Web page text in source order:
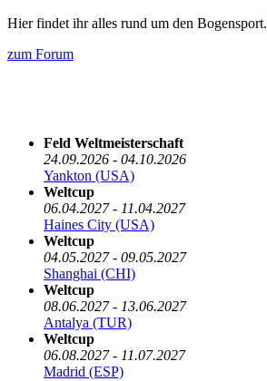
Hier findet ihr alles rund um den Bogensport.
zum Forum
Feld Weltmeisterschaft
24.09.2026 - 04.10.2026
Yankton (USA)
Weltcup
06.04.2027 - 11.04.2027
Haines City (USA)
Weltcup
04.05.2027 - 09.05.2027
Shanghai (CHI)
Weltcup
08.06.2027 - 13.06.2027
Antalya (TUR)
Weltcup
06.08.2027 - 11.07.2027
Madrid (ESP)